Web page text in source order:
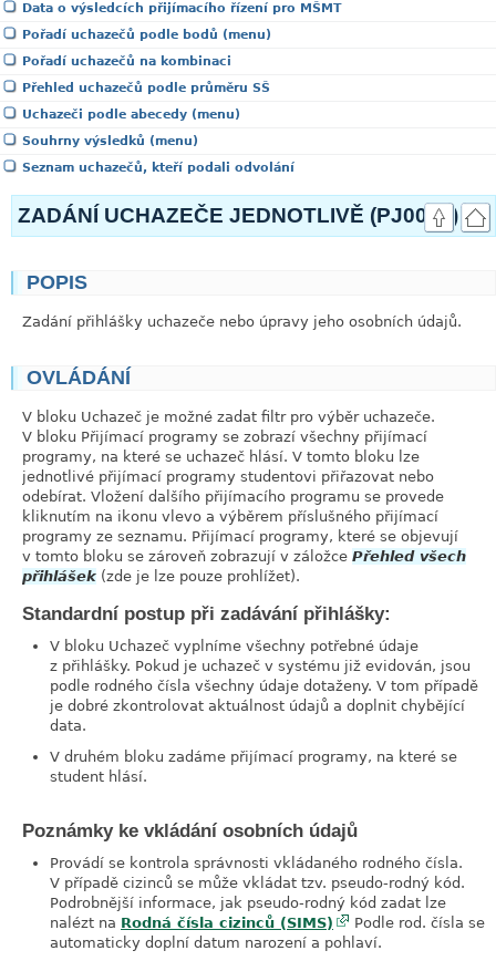
Data o výsledcích přijímacího řízení pro MŠMT
Pořadí uchazečů podle bodů (menu)
Pořadí uchazečů na kombinaci
Přehled uchazečů podle průměru SŠ
Uchazeči podle abecedy (menu)
Souhrny výsledků (menu)
Seznam uchazečů, kteří podali odvolání
ZADÁNÍ UCHAZEČE JEDNOTLIVĚ (PJ0021)
POPIS
Zadání přihlášky uchazeče nebo úpravy jeho osobních údajů.
OVLÁDÁNÍ
V bloku Uchazeč je možné zadat filtr pro výběr uchazeče.
V bloku Přijímací programy se zobrazí všechny přijímací
programy, na které se uchazeč hlásí. V tomto bloku lze
jednotlivé přijímací programy studentovi přiřazovat nebo
odebírat. Vložení dalšího přijímacího programu se provede
kliknutím na ikonu vlevo a výběrem příslušného přijímací
programy ze seznamu. Přijímací programy, které se objevují
v tomto bloku se zároveň zobrazují v záložce Přehled všech
přihlášek (zde je lze pouze prohlížet).
Standardní postup při zadávání přihlášky:
V bloku Uchazeč vyplníme všechny potřebné údaje
z přihlášky. Pokud je uchazeč v systému již evidován, jsou
podle rodného čísla všechny údaje dotaženy. V tom případě
je dobré zkontrolovat aktuálnost údajů a doplnit chybějící
data.
V druhém bloku zadáme přijímací programy, na které se
student hlásí.
Poznámky ke vkládání osobních údajů
Provádí se kontrola správnosti vkládaného rodného čísla.
V případě cizinců se může vkládat tzv. pseudo-rodný kód.
Podrobnější informace, jak pseudo-rodný kód zadat lze
nalézt na Rodná čísla cizinců (SIMS)
Podle rod. čísla se
automaticky doplní datum narození a pohlaví.